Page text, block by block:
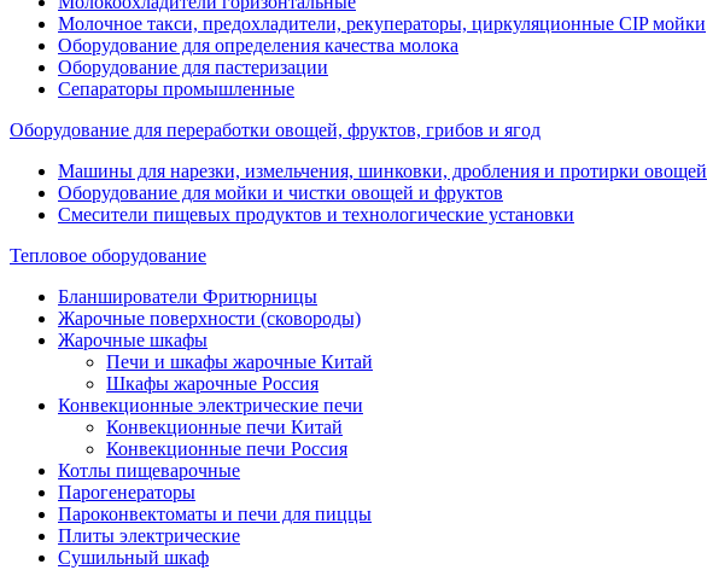
Молочное такси, предохладители, рекуператоры, циркуляционные CIP мойки
Оборудование для определения качества молока
Оборудование для пастеризации
Сепараторы промышленные
Оборудование для переработки овощей, фруктов, грибов и ягод
Машины для нарезки, измельчения, шинковки, дробления и протирки овощей
Оборудование для мойки и чистки овощей и фруктов
Смесители пищевых продуктов и технологические установки
Тепловое оборудование
Бланширователи Фритюрницы
Жарочные поверхности (сковороды)
Жарочные шкафы
Печи и шкафы жарочные Китай
Шкафы жарочные Россия
Конвекционные электрические печи
Конвекционные печи Китай
Конвекционные печи Россия
Котлы пищеварочные
Парогенераторы
Пароконвектоматы и печи для пиццы
Плиты электрические
Сушильный шкаф